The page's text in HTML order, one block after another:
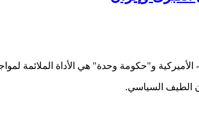
و"حكومة وحدة" هي الأداة الملائمة